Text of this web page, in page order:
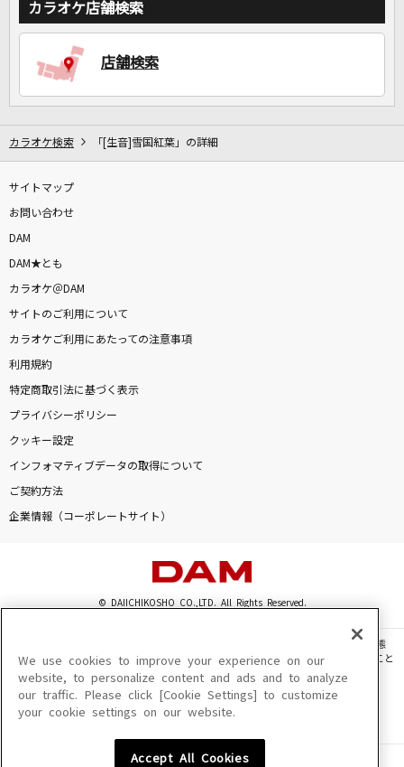
カラオケ店舗検索
店舗検索
カラオケ検索 「[生音]雪国紅葉」の詳細
サイトマップ
お問い合わせ
DAM
DAM★とも
カラオケ＠DAM
サイトのご利用について
カラオケご利用にあたっての注意事項
利用規約
特定商取引法に基づく表示
プライバシーポリシー
クッキー設定
インフォマティブデータの取得について
ご契約方法
企業情報（コーポレートサイト）
© DAIICHIKOSHO CO.,LTD. All Rights Reserved.
このサイトに掲載されている一切の文章・画像・写真・動画・音声等を、手段や形態
を問わず、著作権法の定める範囲を超えて無断で複製、転載、ファイル化などすること
を禁じます。
楽曲及びコンテンツは、機種によりご利用いただけない場合があります。
楽曲及びコンテンツの配信日、配信内容が変更になる場合があります。
We use cookies to improve your experience on our
website, to personalize content and ads and to analyze
our traffic. Please click [Cookie Settings] to customize
your cookie settings on our website.
Accept All Cookies